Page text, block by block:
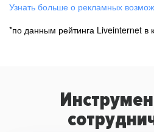
Узнать больше о рекламных
*по данным рейтинга Liveinternet в